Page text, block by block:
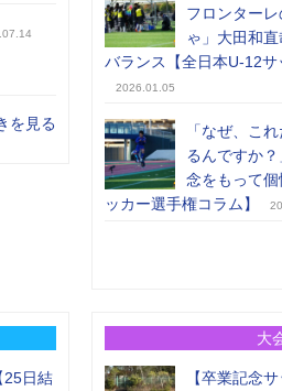
を見る
フロンター
ゃ」大田和
バランス【全日本U-12サ
2026.01.05
「なぜ、こ
るんですか
念をもって
ッカー選手権コラム】
25日結
大
【卒業記念